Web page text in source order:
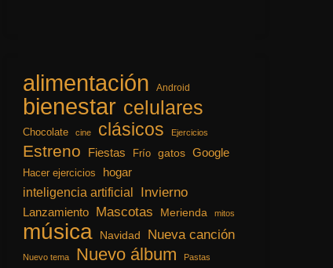
alimentación Android
bienestar celulares
Chocolate cine clásicos Ejercicios
Estreno Fiestas Frío gatos Google
Hacer ejercicios hogar
inteligencia artificial Invierno
Lanzamiento Mascotas Merienda mitos
música Navidad Nueva canción
Nuevo tema Nuevo álbum Pastas